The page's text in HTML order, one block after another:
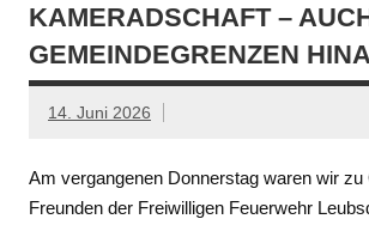
KAMERADSCHAFT –
GEMEINDEGRENZEN
14. Juni 2026
Am vergangenen Donnerstag waren wir
Freunden der Freiwilligen Feuerwehr